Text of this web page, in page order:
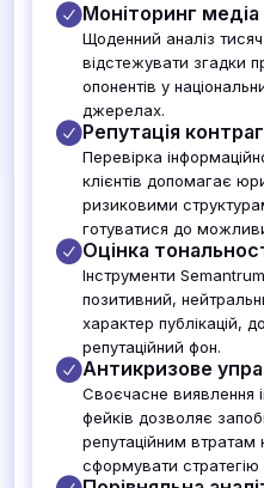
Моніторинг
Щоденний аналіз
відстежувати згадки
опонентів у
джерелах.
Репутація
Перевірка
клієнтів допомагає
ризиковими
готуватися до
Оцінка
Інструменти
позитивний,
характер публікацій,
репутаційний фон.
Антикризове
Своєчасне виявлення
фейків дозволяє
репутаційним втратам
сформувати стратегію